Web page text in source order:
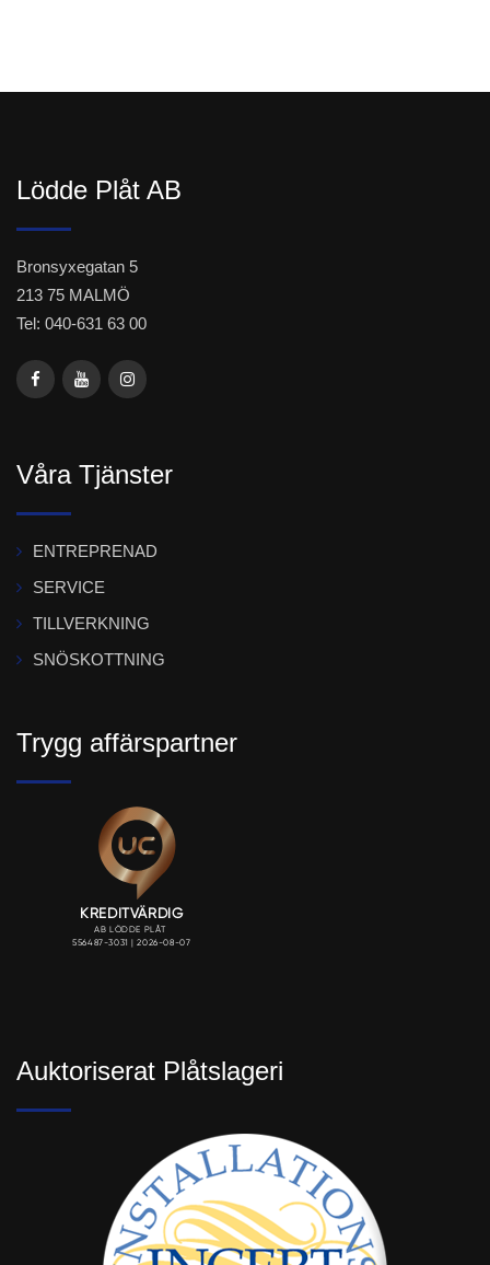
Lödde Plåt AB
Bronsyxegatan 5
213 75 MALMÖ
Tel: 040-631 63 00
Våra Tjänster
ENTREPRENAD
SERVICE
TILLVERKNING
SNÖSKOTTNING
Trygg affärspartner
Auktoriserat Plåtslageri